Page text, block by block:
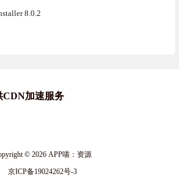
8.0.2
CDN加速服务
© 2026APP喵：资源
京ICP备19024262号-3